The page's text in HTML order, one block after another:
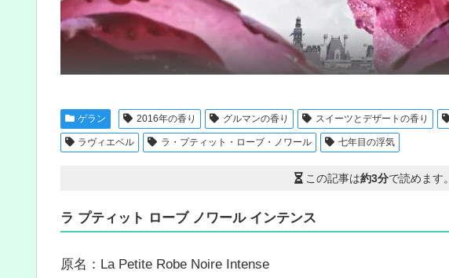
ゲラン 2016年の香り グルマンの香り スイーツとデザートの香り
ラヴィエベル ラ・プティット・ローブ・ノワール 七年目の浮気
この記事は約3分で読めます。
ラ プティット ローブ ノワール インテンス
原名：La Petite Robe Noire Intense